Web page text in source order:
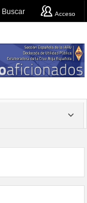
Buscar Acceso